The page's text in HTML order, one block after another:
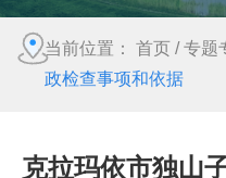
当前位置： 首页 /专题
政检查事项和依据
克拉玛依市独山